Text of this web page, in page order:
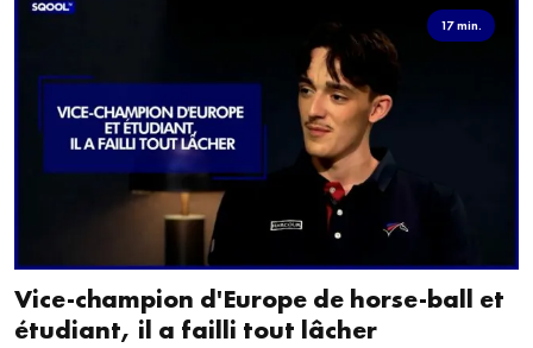
17 min.
Vice-champion d'Europe de horse-ball et
étudiant, il a failli tout lâcher